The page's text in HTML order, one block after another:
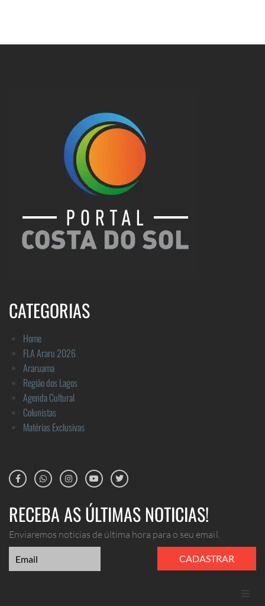
CATEGORIAS
Home
FLA Araru 2026
Araruama
Região dos Lagos
Agenda Cultural
Colunistas
Matérias Exclusivas
RECEBA AS ÚLTIMAS NOTICIAS!
Enviaremos noticias de última hora para o seu email.
CADASTRAR